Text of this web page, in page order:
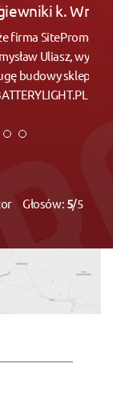
Wrocław
wykonała dla
sklepu
Głosów: 5/5